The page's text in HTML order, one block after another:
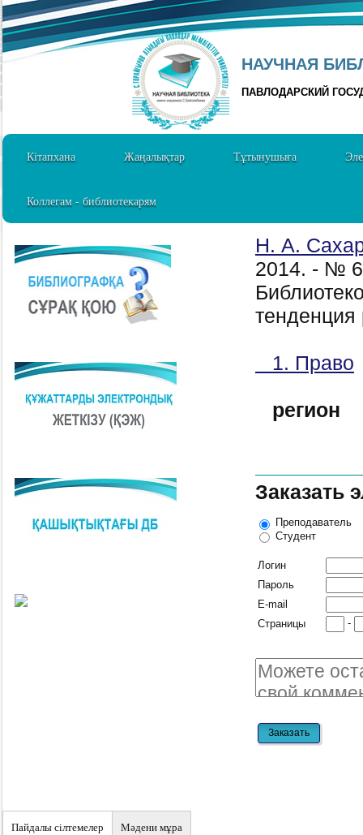
НАУЧНАЯ
ПАВЛОДАРСКИЙ
Кітапхана Жаңалықтар Тұтынушыға
Коллегам - библиотекарям
Н. А.
2014. - №
1. Право
регион
Заказать
Преподаватель
Студент
Логин
Пароль
E-mail
Страницы
-
Пайдалы сiлтемелер Мәдени мұра